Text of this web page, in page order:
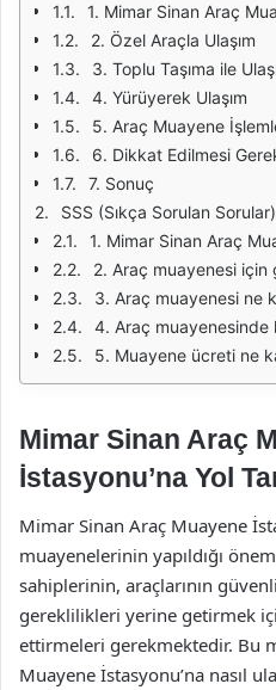
1. Mimar Sinan Araç
2. Özel Araçla Ulaşım
3. Toplu Taşıma ile
4. Yürüyerek Ulaşım
5. Araç Muayene
6. Dikkat Edilmesi
7. Sonuç
SSS (Sıkça Sorulan Sorular)
1. Mimar Sinan Araç Muayene
2. Araç muayenesi
3. Araç muayenesi ne
4. Araç muayenesinde
5. Muayene ücreti ne
Mimar Sinan Araç
İstasyonu’na Yol
Mimar Sinan Araç Muayene
muayenelerinin yapıldığı
sahiplerinin, araçlarının
gereklilikleri yerine getirmek
ettirmeleri gerekmektedir. Bu
Muayene İstasyonu’na nasıl